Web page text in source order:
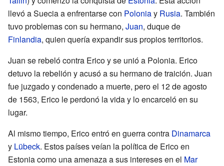
llevó a Suecia a enfrentarse con Poloniay Rusia. También
tuvo problemas con su hermano, Juan, duque de
Finlandia, quien quería expandir sus propios territorios.
Juan se rebeló contra Erico y se unió a Polonia. Erico
detuvo la rebelión y acusó a su hermano de traición. Juan
fue juzgado y condenado a muerte, pero el 12 de agosto
de 1563, Erico le perdonó la vida y lo encarceló en su
lugar.
Al mismo tiempo, Erico entró en guerra contra Dinamarca
y Lübeck. Estos países veían la política de Erico en
Estonia como una amenaza a sus intereses en el Mar